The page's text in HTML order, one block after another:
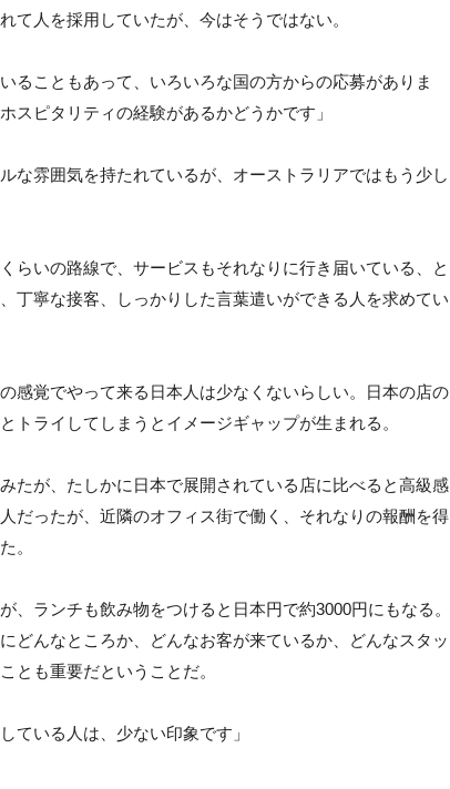
て人を採用していたが、今はそうではない。
ることもあって、いろいろな国の方からの応募がありま
スピタリティの経験があるかどうかです」
な雰囲気を持たれているが、オーストラリアではもう少し
らいの路線で、サービスもそれなりに行き届いている、と
丁寧な接客、しっかりした言葉遣いができる人を求めてい
感覚でやって来る日本人は少なくないらしい。日本の店の
トライしてしまうとイメージギャップが生まれる。
たが、たしかに日本で展開されている店に比べると高級感
だったが、近隣のオフィス街で働く、それなりの報酬を得
。
、ランチも飲み物をつけると日本円で約3000円にもなる。
どんなところか、どんなお客が来ているか、どんなスタッ
とも重要だということだ。
ている人は、少ない印象です」